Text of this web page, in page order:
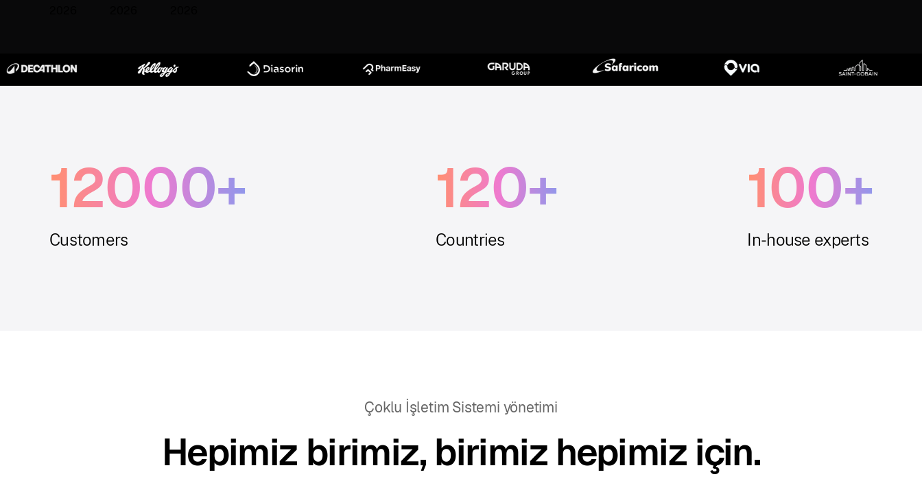
12000+
Customers
120+
Countries
100+
In-house experts
Çoklu İşletim Sistemi yönetimi
Hepimiz birimiz, birimiz hepimiz için.